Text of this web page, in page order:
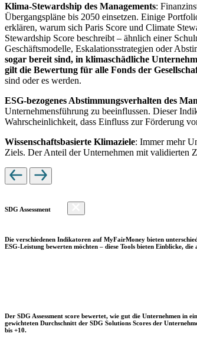
Klima-Stewardship des Managements:
Übergangspläne bis 2050 einsetzen. Einige
erklären, warum sich Paris Score und Climate
Stewardship Score beschreibt – ähnlich einer
Geschäftsmodelle, Eskalationsstrategien oder
sogar bereit sind, in klimaschädliche
gilt die Bewertung für alle Fonds der
sind oder es werden.
ESG-bezogenes Abstimmungsverhalten des
Unternehmensführung zu beeinflussen. Dieser
Wahrscheinlichkeit, dass Einfluss zur Förderung
Wissenschaftsbasierte Klimaziele: Immer mehr
Ziels. Der Anteil der Unternehmen mit validierten
SDG Assessment
Die verschiedenen Indikatoren auf MyFairMoney bieten
ESG-Leistung bewerten möchten – diese Tools bieten Einblicke,
Der SDG Assessment score bewertet, wie gut die Unternehmen in
gewichteten Durchschnitt der SDG Solutions Scores der
bis +10.